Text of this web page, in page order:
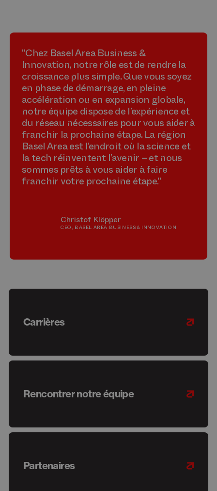
"Chez Basel Area Business &
Innovation, notre rôle est de rendre la
croissance plus simple. Que vous soyez
en phase de démarrage, en pleine
accélération ou en expansion globale,
notre équipe dispose de l’expérience et
du réseau nécessaires pour vous aider à
franchir la prochaine étape. La région
Basel Area est l’endroit où la science et
la tech réinventent l’avenir – et nous
sommes prêts à vous aider à faire
franchir votre prochaine étape."
Christof Klöpper
CEO, BASEL AREA BUSINESS & INNOVATION
Carrières
Rencontrer notre équipe
Partenaires